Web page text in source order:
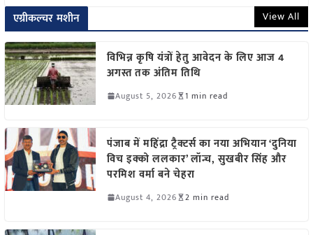
एग्रीकल्चर मशीन View All
विभिन्न कृषि यंत्रों हेतु आवेदन के लिए आज 4
अगस्त तक अंतिम तिथि
August 5, 2026 1 min read
पंजाब में महिंद्रा ट्रैक्टर्स का नया अभियान ‘दुनिया
विच इक्को ललकार’ लॉन्च, सुखबीर सिंह और
परमिश वर्मा बने चेहरा
August 4, 2026 2 min read